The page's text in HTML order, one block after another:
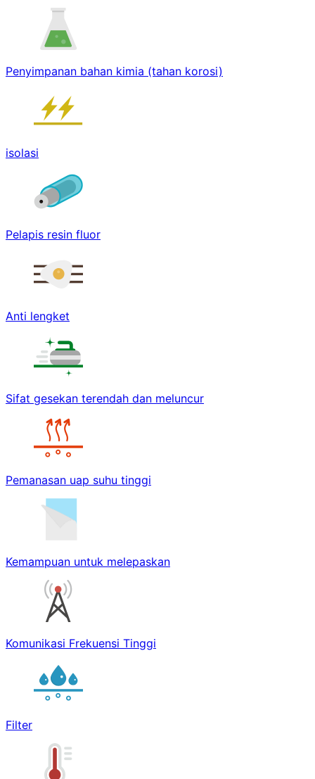
Penyimpanan bahan kimia (tahan korosi)
isolasi
Pelapis resin fluor
Anti lengket
Sifat gesekan terendah dan meluncur
Pemanasan uap suhu tinggi
Kemampuan untuk melepaskan
Komunikasi Frekuensi Tinggi
Filter